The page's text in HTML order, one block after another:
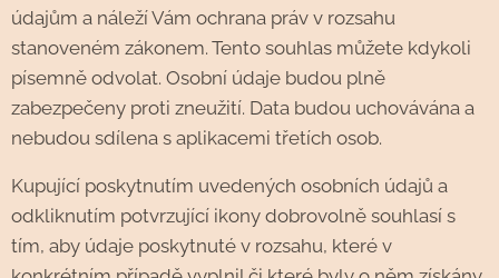
údajům a náleží Vám ochrana práv v rozsahu
stanoveném zákonem. Tento souhlas můžete kdykoli
písemně odvolat. Osobní údaje budou plně
zabezpečeny proti zneužití. Data budou uchovávána a
nebudou sdílena s aplikacemi třetích osob.
Kupující poskytnutím uvedených osobních údajů a
odkliknutím potvrzující ikony dobrovolně souhlasí s
tím, aby údaje poskytnuté v rozsahu, které v